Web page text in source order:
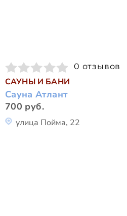
0 отзывов
САУНЫ И БАНИ
Сауна Атлант
700 руб.
улица Пойма, 22